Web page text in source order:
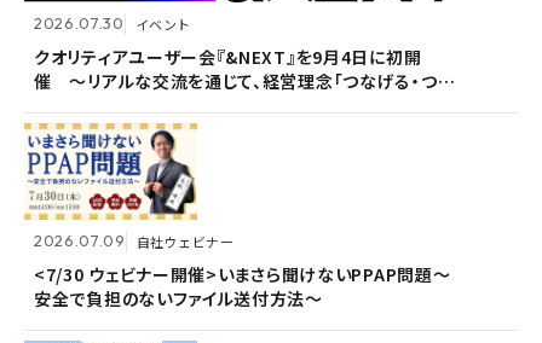
2026.07.30 イベント
クオリティアユーザー会『&NEXT』を9月4日に初開
催 〜リアルな交流を通じて、経営理念「つなげる・つな
2026.07.09 自社ウェビナー
<7/30 ウェビナー開催>いまさら聞けないPPAP問題～
安全で負担のないファイル送付方法～
2026.07.30 イベント
クオリティアユーザー会『&NEXT』を9月4日に初開
催 〜リアルな交流を通じて、経営理念「つなげる・つな
2026.07.09 自社ウェビナー
<7/30 ウェビナー開催>いまさら聞けないPPAP問題～
安全で負担のないファイル送付方法～
2026.07.09 自社ウェビナー
<7/30 ウェビナー開催>いまさら聞けないPPAP問題～
2026.06.09 自社ウェビナー
＜6/30ウェビナー開催＞メールセキュリティベンダーと